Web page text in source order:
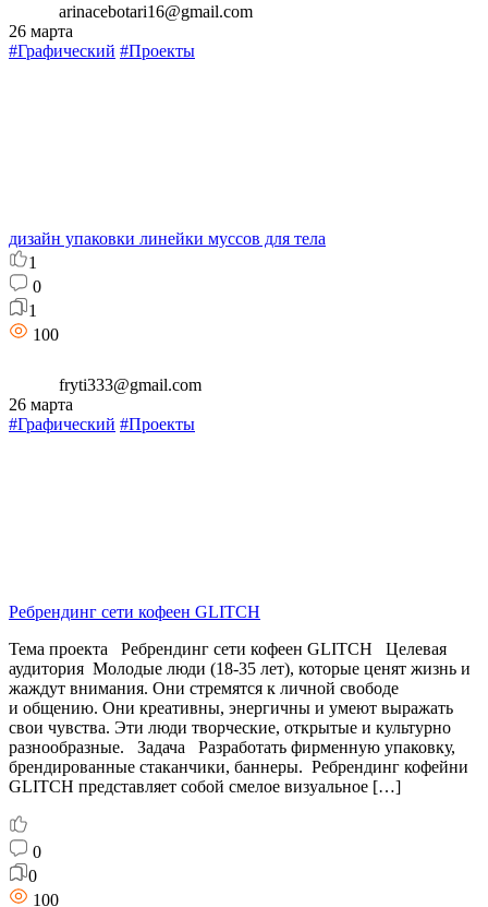
arinacebotari16@gmail.com
26 марта
#Графический #Проекты
дизайн упаковки линейки муссов для тела
1
0
1
100
fryti333@gmail.com
26 марта
#Графический #Проекты
Ребрендинг сети кофеен GLITCH
Тема проекта Ребрендинг сети кофеен GLITCH Целевая
аудитория Молодые люди (18-35 лет), которые ценят жизнь и
жаждут внимания. Они стремятся к личной свободе
и общению. Они креативны, энергичны и умеют выражать
свои чувства. Эти люди творческие, открытые и культурно
разнообразные. Задача Разработать фирменную упаковку,
брендированные стаканчики, баннеры. Ребрендинг кофейни
GLITCH представляет собой смелое визуальное […]
0
0
100